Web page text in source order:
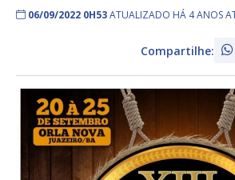
06/09/2022 0H53ATUALIZADO HÁ 4 ANOS
Compartilhe: